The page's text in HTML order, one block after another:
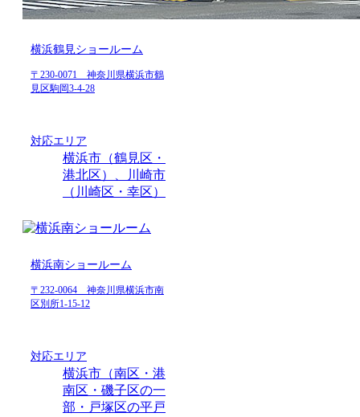
横浜鶴見ショールーム
〒230-0071 神奈川県横浜市鶴
見区駒岡3-4-28
対応エリア
横浜市（鶴見区・
港北区）、川崎市
（川崎区・幸区）
横浜南ショールーム
〒232-0064 神奈川県横浜市南
区別所1-15-12
対応エリア
横浜市（南区・港
南区・磯子区の一
部・戸塚区の平戸